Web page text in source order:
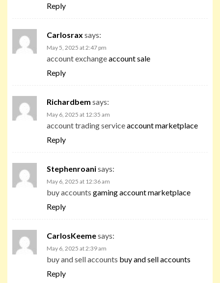
Reply
Carlosrax says:
May 5, 2025 at 2:47 pm
account exchangeaccount sale
Reply
Richardbem says:
May 6, 2025 at 12:35 am
account trading serviceaccount marketplace
Reply
Stephenroanisays:
May 6, 2025 at 12:36 am
buy accounts gaming account marketplace
Reply
CarlosKeemesays:
May 6, 2025 at 2:39 am
buy and sell accounts buy and sell accounts
Reply